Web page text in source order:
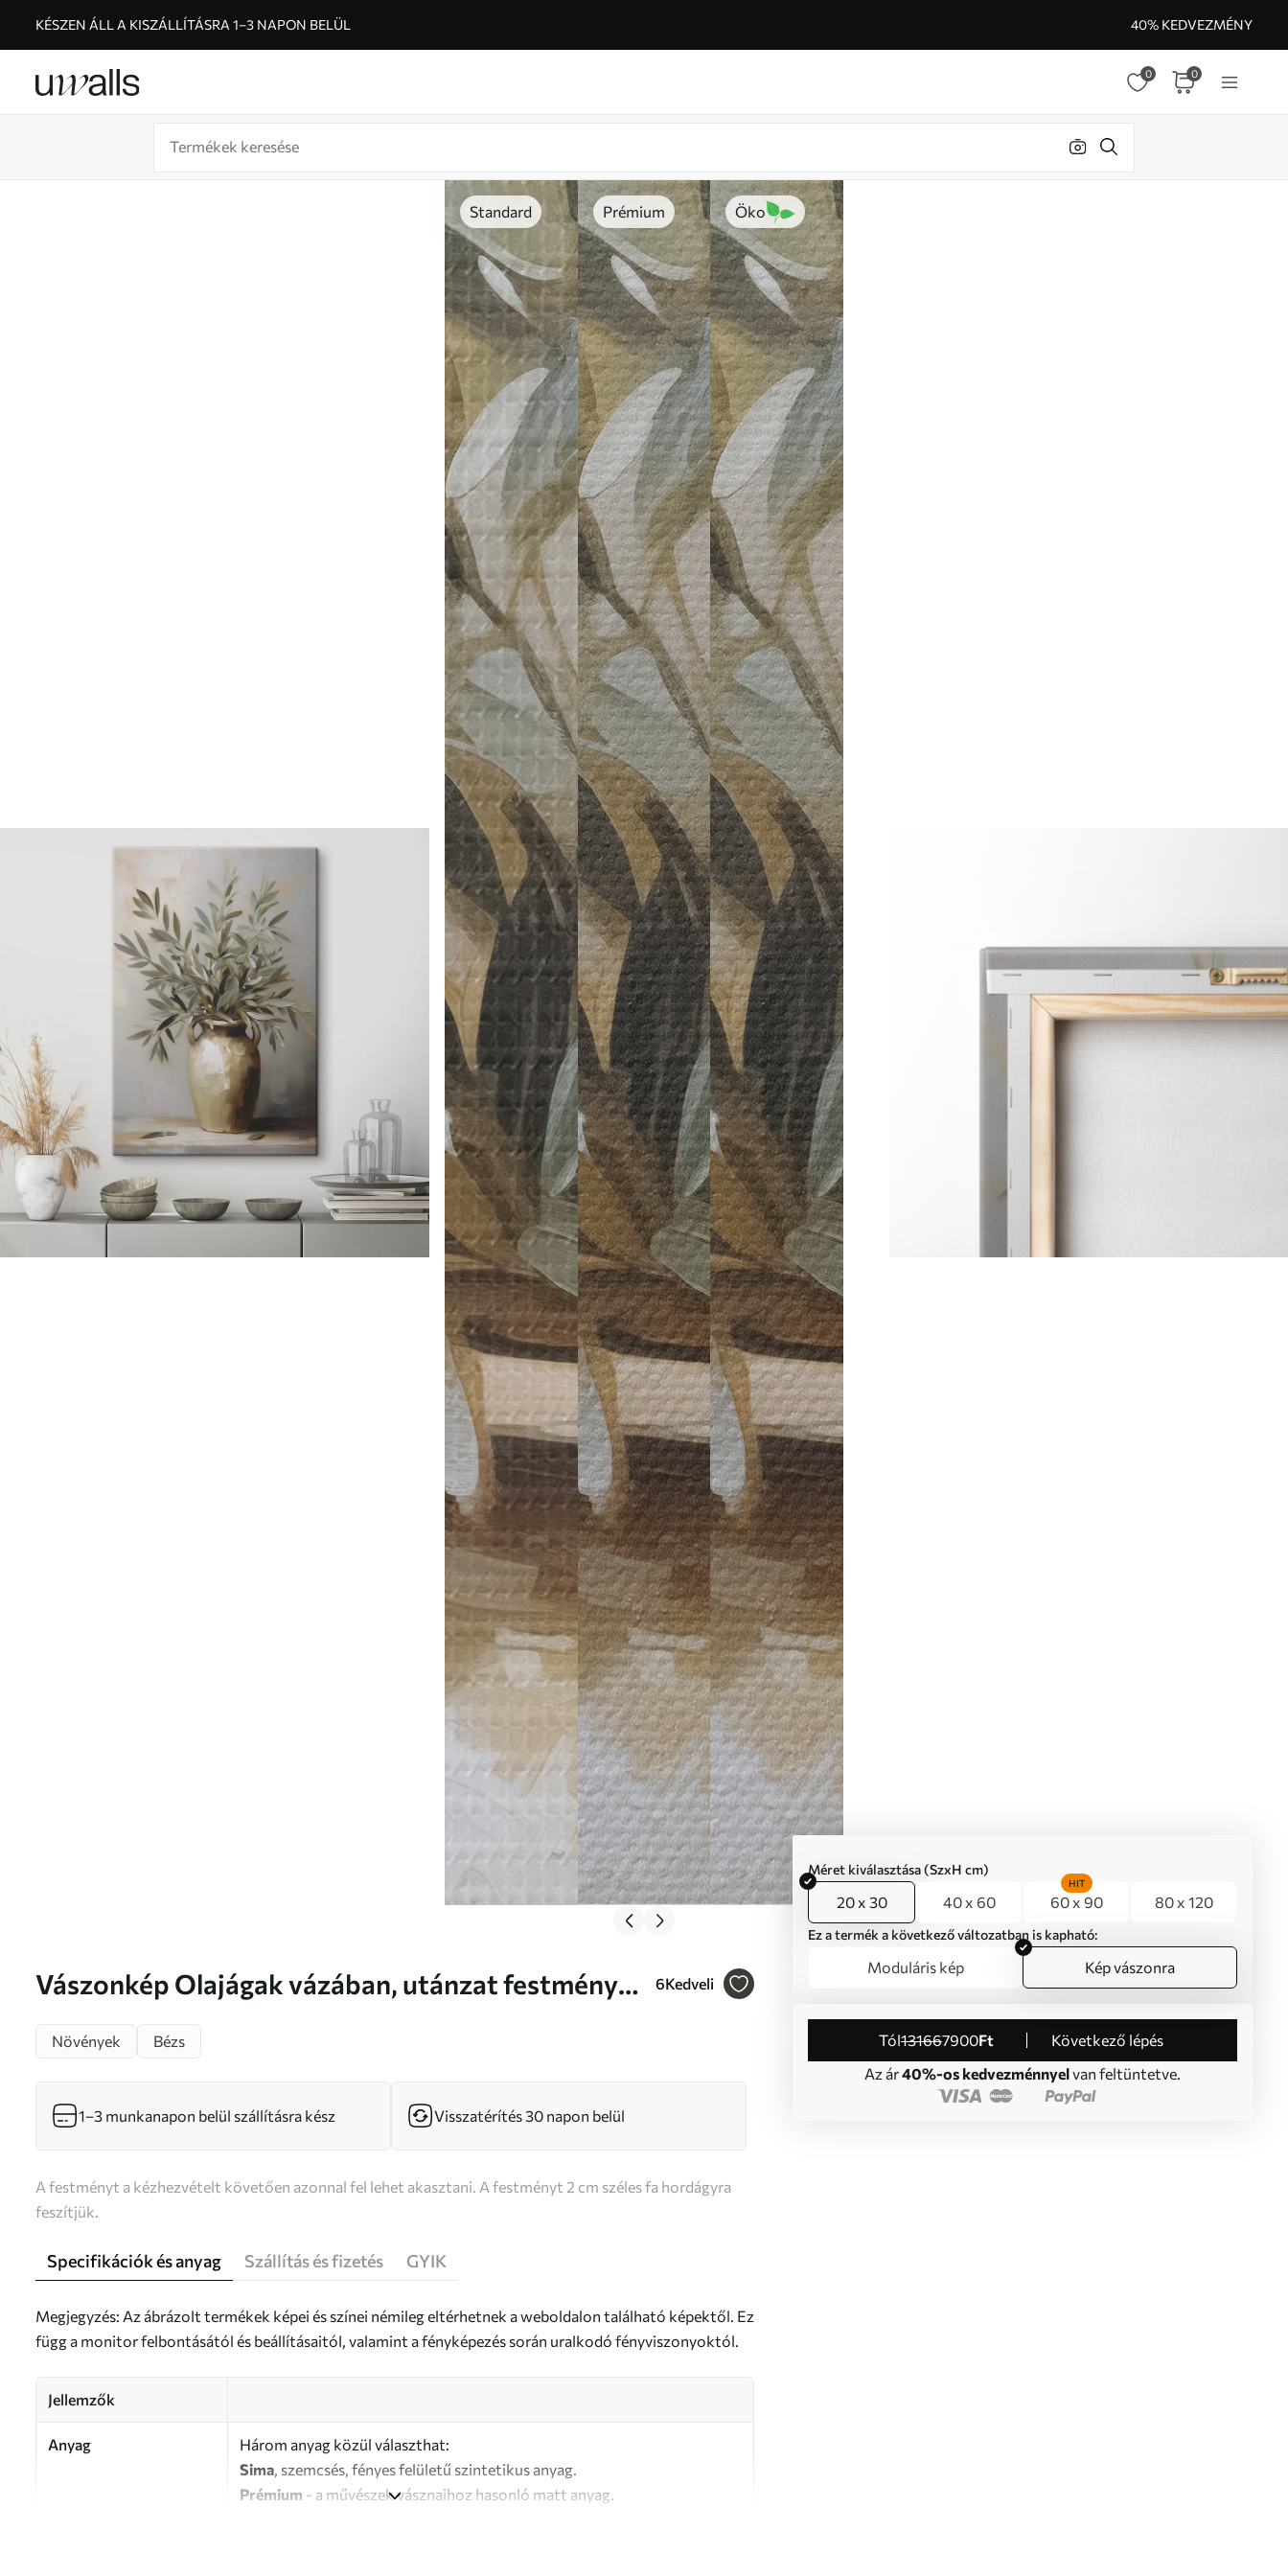
KÉSZEN ÁLL A KISZÁLLÍTÁSRA 1–3 NAPON BELÜL 40% KEDVEZMÉNY
0 0
Standard Prémium Öko
Vászonkép Olajágak vázában, utánzat festmény
6Kedveli
Méret kiválasztása (SzxH cm)
20 x 30 40 x 60 60 x 90
HIT
80 x 120
Ez a termék a következő változatban is kapható:
Moduláris kép Kép vászonra
Tól131667900Ft
Következő lépés
Az ár40%-os kedvezménnyelvan feltüntetve.
Növények Bézs
1–3 munkanapon belül szállításra kész Visszatérítés 30 napon belül
A festményt a kézhezvételt követően azonnal fel lehet akasztani. A festményt 2 cm széles fa hordágyra
feszítjük.
Specifikációk és anyag Szállítás és fizetés GYIK
Megjegyzés: Az ábrázolt termékek képei és színei némileg eltérhetnek a weboldalon található képektől. Ez
függ a monitor felbontásától és beállításaitól, valamint a fényképezés során uralkodó fényviszonyoktól.
Jellemzők
Anyag
Három anyag közül választhat:
Sima, szemcsés, fényes felületű szintetikus anyag.
Prémium - a művészek vásznaihoz hasonló matt anyag.